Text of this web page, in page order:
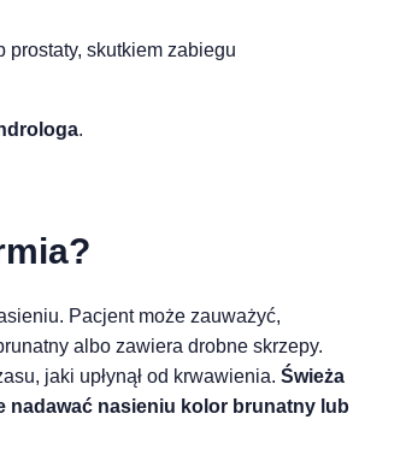
prostaty, skutkiem zabiegu
.
Pacjent może zauważyć,
albo zawiera drobne skrzepy.
jaki upłynął od krwawienia. Świeża
nadawać nasieniu kolor brunatny lub